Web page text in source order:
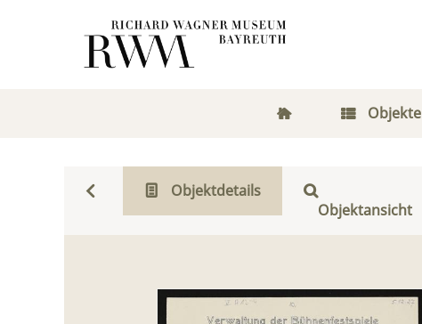
Objekte
Objektdetails
Objektansicht